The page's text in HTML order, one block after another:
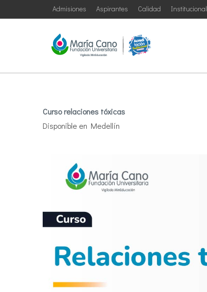
Institucional
Calidad
Aspirantes
Admisiones
Curso relaciones tóxicas
Disponible en Medellín